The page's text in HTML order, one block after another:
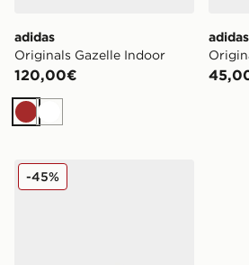
adidas
Originals Gazelle Indoor
120,00€
Marrone
Bianco
adidas
adidas Originals Gazelle Indoor
-45%